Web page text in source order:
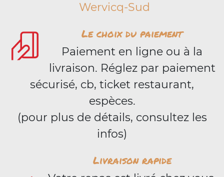
Wervicq-Sud
Le choix du paiement
Paiement en ligne ou à la
livraison. Réglez par paiement
sécurisé, cb, ticket restaurant,
espèces.
(pour plus de détails, consultez les
infos)
Livraison rapide